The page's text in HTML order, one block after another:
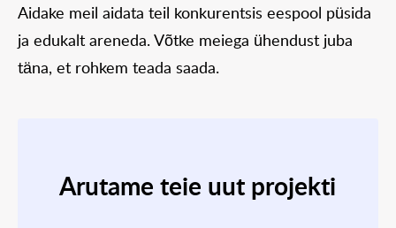
Aidake meil aidata teil konkurentsis eespool püsida
ja edukalt areneda. Võtke meiega ühendust juba
täna, et rohkem teada saada.
Arutame teie uut projekti